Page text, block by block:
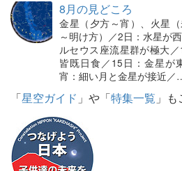
8月の見どころ
金星（夕方～宵）、火星
～明け方）／2日：水星が
ルセウス座流星群が極大
皆既日食／15日：金星が
宵：細い月と金星が接近／
「星空ガイド 」や「特集一覧 」